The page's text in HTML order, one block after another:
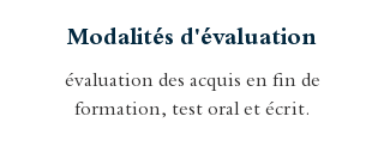
Modalités d'évaluation
évaluation des acquis en fin de
formation, test oral et écrit.